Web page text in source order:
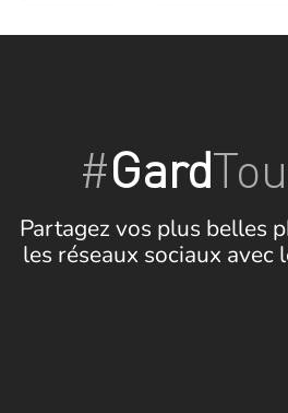
#Gard
Partagez vos plus belles
les réseaux sociaux avec